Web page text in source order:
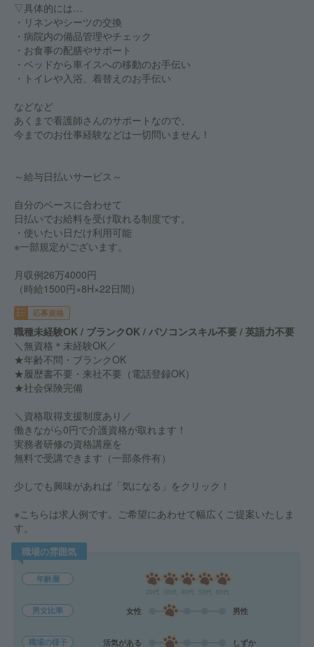
▽具体的には…
・リネンやシーツの交換
・病院内の備品管理やチェック
・お食事の配膳やサポート
・ベッドから車イスへの移動のお手伝い
・トイレや入浴、着替えのお手伝い
などなど
あくまで看護師さんのサポートなので、
今までのお仕事経験などは一切問いません！
～給与日払いサービス～
自分のペースに合わせて
日払いでお給料を受け取れる制度です。
・使いたい日だけ利用可能
※一部規定がございます。
月収例26万4000円
（時給1500円×8H×22日間）
応募資格
職種未経験OK / ブランクOK / パソコンスキル不要 / 英語力不要
＼無資格＊未経験OK／
★年齢不問・ブランクOK
★履歴書不要・来社不要（電話登録OK）
★社会保険完備
＼資格取得支援制度あり／
働きながら0円で介護資格が取れます！
実務者研修の資格講座を
無料で受講できます（一部条件有）
少しでも興味があれば「気になる」をクリック！
※こちらは求人例です。ご希望にあわせて幅広くご提案いたしま
す。
職場の雰囲気
年齢層
男女比率 女性 男性
職場の様子 活気がある しずか